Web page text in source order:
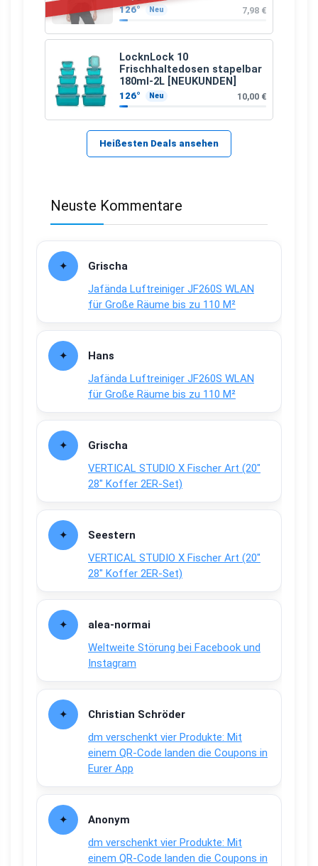
126° Neu 7,98 €
LocknLock 10
Frischhaltedosen stapelbar
180ml-2L [NEUKUNDEN]
126° Neu 10,00 €
Heißesten Deals ansehen
Neuste Kommentare
Grischa
Jafända Luftreiniger JF260S WLAN
für Große Räume bis zu 110 M²
Hans
Jafända Luftreiniger JF260S WLAN
für Große Räume bis zu 110 M²
Grischa
VERTICAL STUDIO X Fischer Art (20″
28″ Koffer 2ER-Set)
Seestern
VERTICAL STUDIO X Fischer Art (20″
28″ Koffer 2ER-Set)
alea-normai
Weltweite Störung bei Facebook und
Instagram
Christian Schröder
dm verschenkt vier Produkte: Mit
einem QR-Code landen die Coupons in
Eurer App
Anonym
dm verschenkt vier Produkte: Mit
einem QR-Code landen die Coupons in